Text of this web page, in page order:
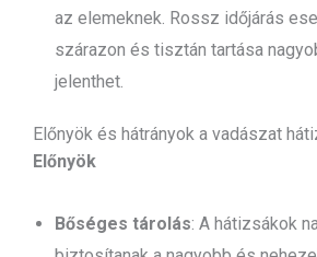
az elemeknek. Rossz időjárás
szárazon és tisztán tartása
jelenthet.
Előnyök és hátrányok a vadászat
Előnyök
Bőséges tárolás: A hátizsákok